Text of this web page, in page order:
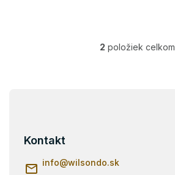
O
2 položiek celkom
Kontakt
info@wilsondo.sk